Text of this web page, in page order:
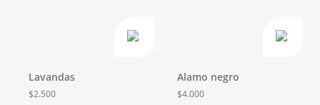
Lavandas
$2.500
Alamo negro
$4.000